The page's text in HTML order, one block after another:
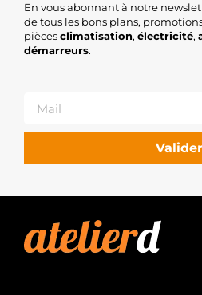
En vous abonnant à notre
de tous les bons plans,
piècesclimatisation, électricité,
démarreurs.
Valider